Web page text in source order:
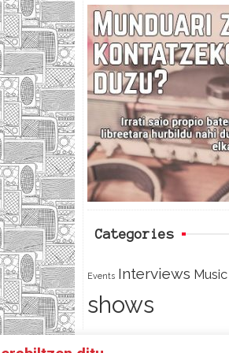
c
e
b
o
o
i
t
t
e
r
e
d
Categories
Events Interviews Music
shows